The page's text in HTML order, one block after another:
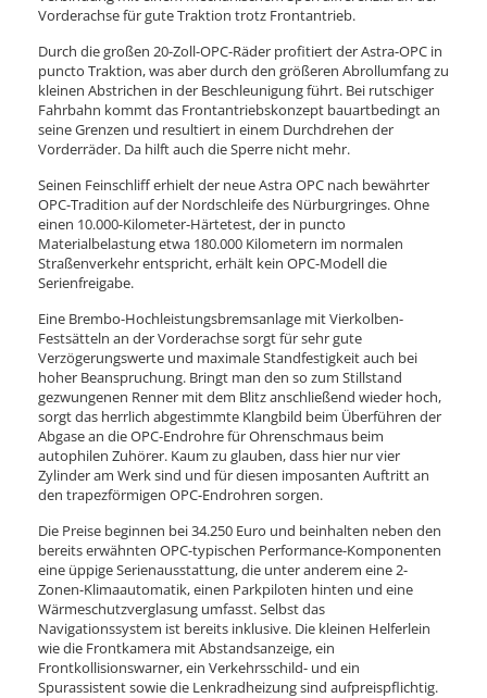
Vorderachse für gute Traktion trotz Frontantrieb.
Durch die großen 20-Zoll-OPC-Räder profitiert der Astra-OPC in
puncto Traktion, was aber durch den größeren Abrollumfang zu
kleinen Abstrichen in der Beschleunigung führt. Bei rutschiger
Fahrbahn kommt das Frontantriebskonzept bauartbedingt an
seine Grenzen und resultiert in einem Durchdrehen der
Vorderräder. Da hilft auch die Sperre nicht mehr.
Seinen Feinschliff erhielt der neue Astra OPC nach bewährter
OPC-Tradition auf der Nordschleife des Nürburgringes. Ohne
einen 10.000-Kilometer-Härtetest, der in puncto
Materialbelastung etwa 180.000 Kilometern im normalen
Straßenverkehr entspricht, erhält kein OPC-Modell die
Serienfreigabe.
Eine Brembo-Hochleistungsbremsanlage mit Vierkolben-
Festsätteln an der Vorderachse sorgt für sehr gute
Verzögerungswerte und maximale Standfestigkeit auch bei
hoher Beanspruchung. Bringt man den so zum Stillstand
gezwungenen Renner mit dem Blitz anschließend wieder hoch,
sorgt das herrlich abgestimmte Klangbild beim Überführen der
Abgase an die OPC-Endrohre für Ohrenschmaus beim
autophilen Zuhörer. Kaum zu glauben, dass hier nur vier
Zylinder am Werk sind und für diesen imposanten Auftritt an
den trapezförmigen OPC-Endrohren sorgen.
Die Preise beginnen bei 34.250 Euro und beinhalten neben den
bereits erwähnten OPC-typischen Performance-Komponenten
eine üppige Serienausstattung, die unter anderem eine 2-
Zonen-Klimaautomatik, einen Parkpiloten hinten und eine
Wärmeschutzverglasung umfasst. Selbst das
Navigationssystem ist bereits inklusive. Die kleinen Helferlein
wie die Frontkamera mit Abstandsanzeige, ein
Frontkollisionswarner, ein Verkehrsschild- und ein
Spurassistent sowie die Lenkradheizung sind aufpreispflichtig.